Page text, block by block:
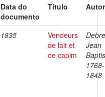
Data do
documento
Título
1835
Vendeurs
de lait et
de capim
Jean
1768-
1848